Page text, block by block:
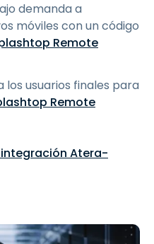
demanda a
móviles con un código
Remote
usuarios finales para
Remote
Atera-